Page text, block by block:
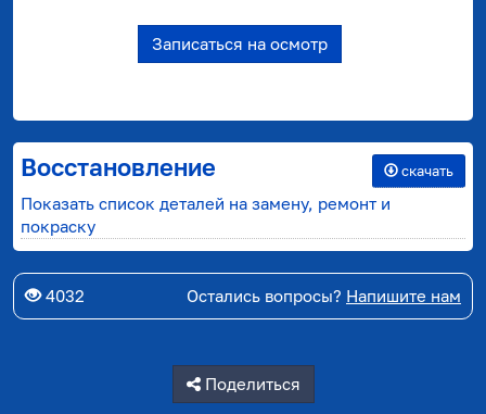
Записаться на осмотр
Восстановление скачать
Показать список деталей на замену, ремонт и
покраску
4032 Остались вопросы? Напишите нам
Поделиться